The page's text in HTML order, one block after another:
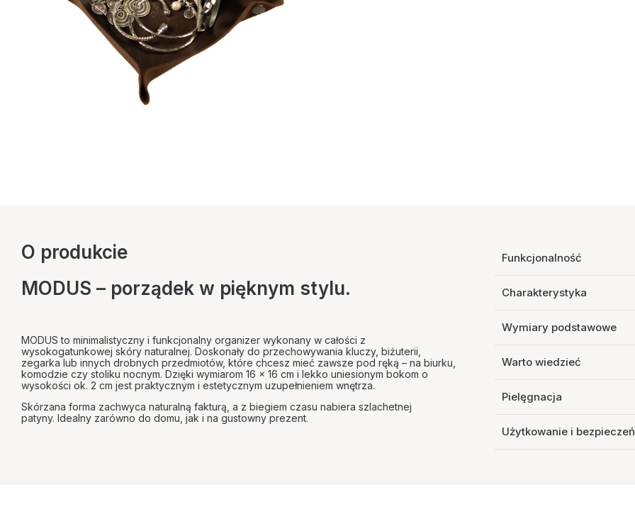
O produkcie
MODUS – porządek w pięknym stylu.
MODUS to minimalistyczny i funkcjonalny organizer wykonany w całości z
wysokogatunkowej skóry naturalnej. Doskonały do przechowywania kluczy, biżuterii,
zegarka lub innych drobnych przedmiotów, które chcesz mieć zawsze pod ręką – na biurku,
komodzie czy stoliku nocnym. Dzięki wymiarom 16 × 16 cm i lekko uniesionym bokom o
wysokości ok. 2 cm jest praktycznym i estetycznym uzupełnieniem wnętrza.
Skórzana forma zachwyca naturalną fakturą, a z biegiem czasu nabiera szlachetnej
patyny. Idealny zarówno do domu, jak i na gustowny prezent.
Funkcjonalność
Charakterystyka
Wymiary podstawowe
Warto wiedzieć
Pielęgnacja
Użytkowanie i